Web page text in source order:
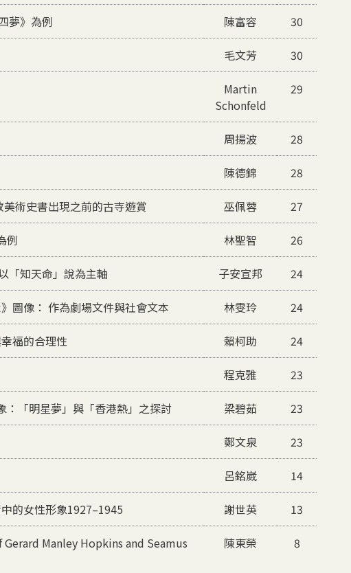
夢》為例 陳富容 30
毛文芳 30
Martin
Schonfeld
29
周揚波 28
陳德錦 28
術史書出現之前的古寺遊賞 巫佩蓉 27
例 林聖智 26
「知天命」說為主軸 子安宣邦 24
圖像： 作為劇場文件與社會文本 林雯玲 24
福的合理性 賴柯助 24
程克雅 23
「明星夢」與「香港熱」之探討 梁碧茹 23
鄭文泉 23
呂銘崴 14
的女性形象1927–1945 謝世英 13
Manley Hopkins and Seamus
陳東榮 8